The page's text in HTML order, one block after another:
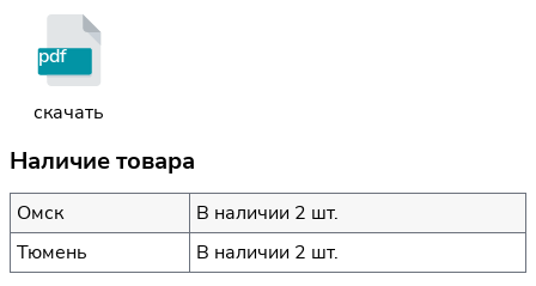
pdf
скачать
Наличие товара
Омск
В наличии 2 шт.
Тюмень
В наличии 2 шт.